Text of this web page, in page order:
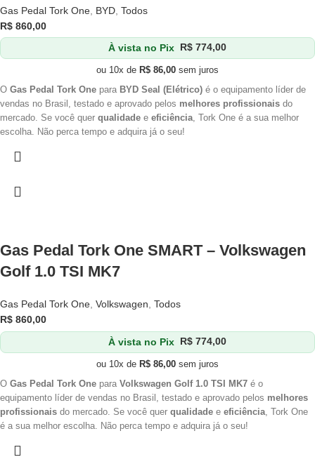
Gas Pedal Tork One BYD Todos
R$ 860,00
À vista no Pix R$ 774,00
ou 10x de R$ 86,00 sem juros
O Gas Pedal Tork One para BYD Seal (Elétrico) é o equipamento líder de
vendas no Brasil, testado e aprovado pelos melhores profissionais do
mercado. Se você quer qualidade e eficiência, Tork One é a sua melhor
escolha. Não perca tempo e adquira já o seu!
Gas Pedal Tork One SMART – Volkswagen
Golf 1.0 TSI MK7
Gas Pedal Tork One, Volkswagen, Todos
R$ 860,00
À vista no Pix R$ 774,00
ou 10x de R$ 86,00 sem juros
O Gas Pedal Tork One para Volkswagen Golf 1.0 TSI MK7 é o
equipamento líder de vendas no Brasil, testado e aprovado pelos melhores
profissionais do mercado. Se você quer qualidade e eficiência, Tork One
é a sua melhor escolha. Não perca tempo e adquira já o seu!